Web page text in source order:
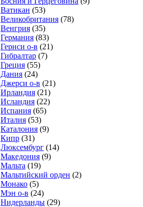
Ватикан (53)
Великобритания (78)
Венгрия (35)
Германия (83)
Гернси о-в (21)
Гибралтар (7)
Греция (55)
Дания (24)
Джерси о-в (21)
Ирландия (21)
Исландия (22)
Испания (65)
Италия (53)
Каталония (9)
Кипр (31)
Люксембург (14)
Македония (9)
Мальта (19)
Мальтийский орден (2)
Монако (5)
Мэн о-в (24)
Нидерланды (29)